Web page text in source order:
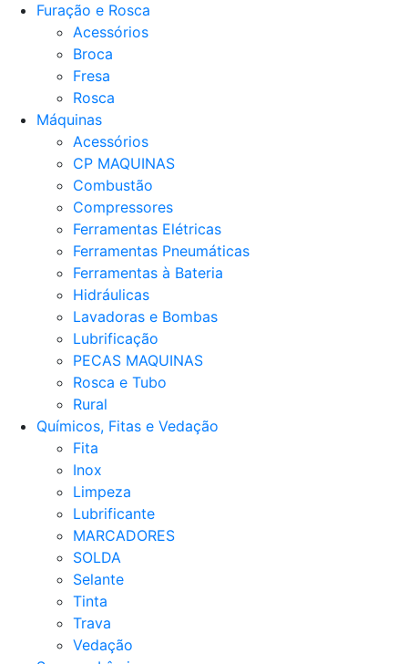
Furação e Rosca
Acessórios
Broca
Fresa
Rosca
Máquinas
Acessórios
CP MAQUINAS
Combustão
Compressores
Ferramentas Elétricas
Ferramentas Pneumáticas
Ferramentas à Bateria
Hidráulicas
Lavadoras e Bombas
Lubrificação
PECAS MAQUINAS
Rosca e Tubo
Rural
Químicos, Fitas e Vedação
Fita
Inox
Limpeza
Lubrificante
MARCADORES
SOLDA
Selante
Tinta
Trava
Vedação